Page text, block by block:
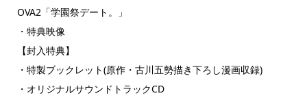
OVA2「学園祭デート。」
・特典映像
【封入特典】
・特製ブックレット(原作・古川五勢描き下ろし漫画収録)
・オリジナルサウンドトラックCD